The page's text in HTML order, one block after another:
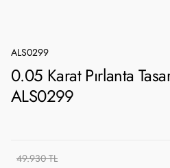
ALS0299
0.05 Karat Pırlanta
ALS0299
49.930 TL